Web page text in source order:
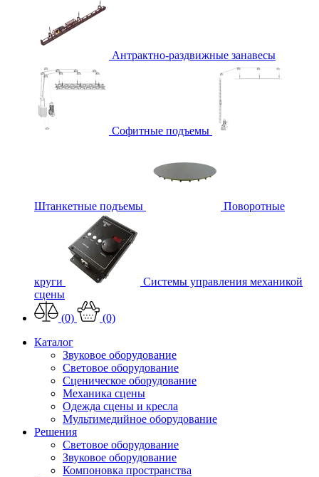
Антрактно-раздвижные занавесы
Софитные подъемы
Штанкетные подъемы Поворотные
круги
Системы управления механикой
сцены
(0)
(0)
Каталог
Звуковое оборудование
Световое оборудование
Сценическое оборудование
Механика сцены
Одежда сцены и кресла
Мультимедийное оборудование
Решения
Световое оборудование
Звуковое оборудование
Компоновка пространства